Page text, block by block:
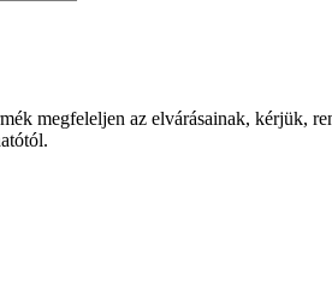
megfeleljen az elvárásainak, kérjük,